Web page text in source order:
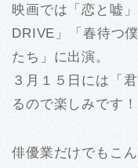
映画では「恋と嘘
DRIVE」「春待つ
たち」に出演。
３月１５日には「
るので楽しみです！
俳優業だけでもこ